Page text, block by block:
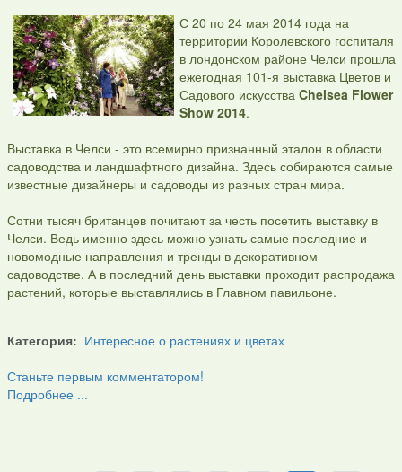
С 20 по 24 мая 2014 года на
территории Королевского госпиталя
в лондонском районе Челси прошла
ежегодная 101-я выставка Цветов и
Садового искусства Chelsea Flower
Show 2014.
Выставка в Челси - это всемирно признанный эталон в области
садоводства и ландшафтного дизайна. Здесь собираются самые
известные дизайнеры и садоводы из разных стран мира.
Сотни тысяч британцев почитают за честь посетить выставку в
Челси. Ведь именно здесь можно узнать самые последние и
новомодные направления и тренды в декоративном
садоводстве. А в последний день выставки проходит распродажа
растений, которые выставлялись в Главном павильоне.
Категория: Интересное о растениях и цветах
Станьте первым комментатором!
Подробнее ...